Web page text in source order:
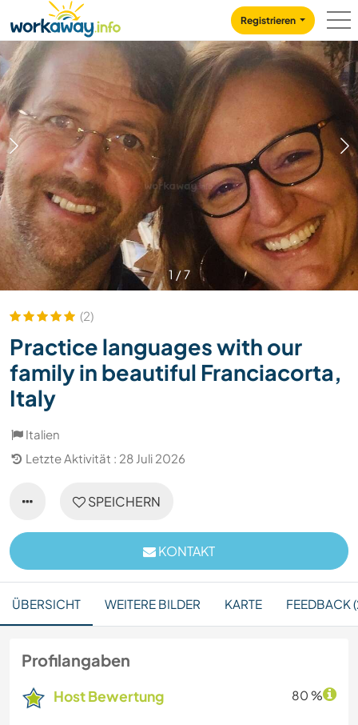
CONTENT
MAIN NAVIGATION
Registrieren
1 /7
(2)
Practice languages with our
family in beautiful Franciacorta,
Italy
Italien
Letzte Aktivität : 28 Juli 2026
SPEICHERN
KONTAKT
ÜBERSICHT WEITERE BILDER KARTE FEEDBACK
Profilangaben
Host Bewertung 80 %